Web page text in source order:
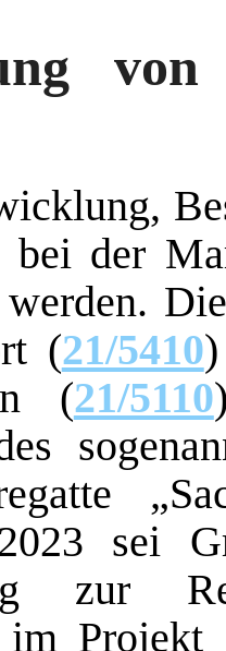
bei der
werden.
(21/5410
(21/5110
sei
zur
im Projekt